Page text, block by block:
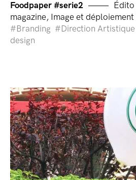
Foodpaper #serie2
magazine, Image et
Branding
Direction Artistique
design